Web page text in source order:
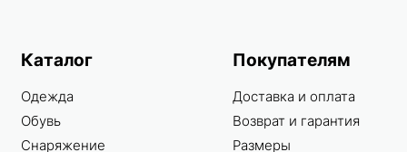
Каталог
Одежда
Обувь
Снаряжение
Покупателям
Доставка и оплата
Возврат и гарантия
Размеры